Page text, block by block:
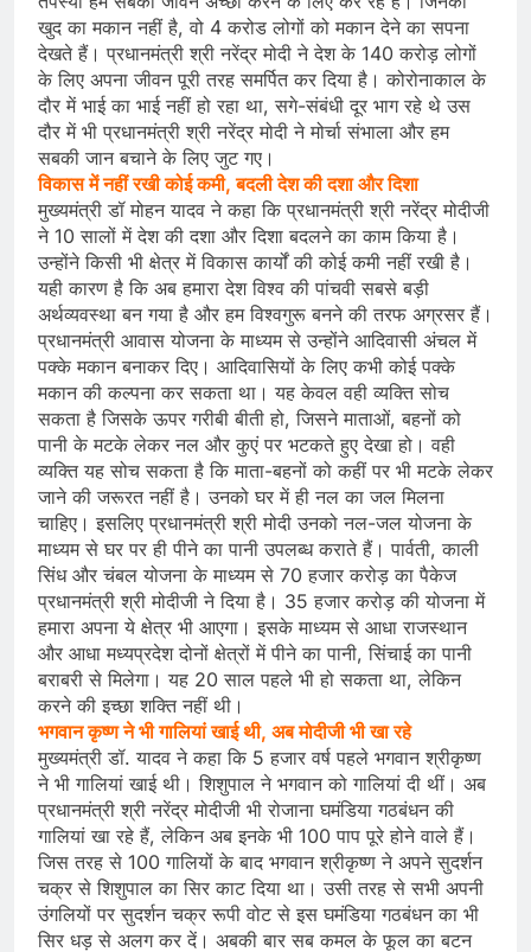
खुद का मकान नहीं है, वो 4 करोड लोगों को मकान देने का सपना
देखते हैं। प्रधानमंत्री श्री नरेंद्र मोदी ने देश के 140 करोड़ लोगों
के लिए अपना जीवन पूरी तरह समर्पित कर दिया है। कोरोनाकाल के
दौर में भाई का भाई नहीं हो रहा था, सगे-संबंधी दूर भाग रहे थे उस
दौर में भी प्रधानमंत्री श्री नरेंद्र मोदी ने मोर्चा संभाला और हम
सबकी जान बचाने के लिए जुट गए।
विकास में नहीं रखी कोई कमी, बदली देश की दशा और दिशा
मुख्यमंत्री डॉ मोहन यादव ने कहा कि प्रधानमंत्री श्री नरेंद्र मोदीजी
ने 10 सालों में देश की दशा और दिशा बदलने का काम किया है।
उन्होंने किसी भी क्षेत्र में विकास कार्यों की कोई कमी नहीं रखी है।
यही कारण है कि अब हमारा देश विश्व की पांचवी सबसे बड़ी
अर्थव्यवस्था बन गया है और हम विश्वगुरू बनने की तरफ अग्रसर हैं।
प्रधानमंत्री आवास योजना के माध्यम से उन्होंने आदिवासी अंचल में
पक्के मकान बनाकर दिए। आदिवासियों के लिए कभी कोई पक्के
मकान की कल्पना कर सकता था। यह केवल वही व्यक्ति सोच
सकता है जिसके ऊपर गरीबी बीती हो, जिसने माताओं, बहनों को
पानी के मटके लेकर नल और कुएं पर भटकते हुए देखा हो। वही
व्यक्ति यह सोच सकता है कि माता-बहनों को कहीं पर भी मटके लेकर
जाने की जरूरत नहीं है। उनको घर में ही नल का जल मिलना
चाहिए। इसलिए प्रधानमंत्री श्री मोदी उनको नल-जल योजना के
माध्यम से घर पर ही पीने का पानी उपलब्ध कराते हैं। पार्वती, काली
सिंध और चंबल योजना के माध्यम से 70 हजार करोड़ का पैकेज
प्रधानमंत्री श्री मोदीजी ने दिया है। 35 हजार करोड़ की योजना में
हमारा अपना ये क्षेत्र भी आएगा। इसके माध्यम से आधा राजस्थान
और आधा मध्यप्रदेश दोनों क्षेत्रों में पीने का पानी, सिंचाई का पानी
बराबरी से मिलेगा। यह 20 साल पहले भी हो सकता था, लेकिन
करने की इच्छा शक्ति नहीं थी।
भगवान कृष्ण ने भी गालियां खाई थी, अब मोदीजी भी खा रहे
मुख्यमंत्री डॉ. यादव ने कहा कि 5 हजार वर्ष पहले भगवान श्रीकृष्ण
ने भी गालियां खाई थी। शिशुपाल ने भगवान को गालियां दी थीं। अब
प्रधानमंत्री श्री नरेंद्र मोदीजी भी रोजाना घमंडिया गठबंधन की
गालियां खा रहे हैं, लेकिन अब इनके भी 100 पाप पूरे होने वाले हैं।
जिस तरह से 100 गालियों के बाद भगवान श्रीकृष्ण ने अपने सुदर्शन
चक्र से शिशुपाल का सिर काट दिया था। उसी तरह से सभी अपनी
उंगलियों पर सुदर्शन चक्र रूपी वोट से इस घमंडिया गठबंधन का भी
सिर धड़ से अलग कर दें। अबकी बार सब कमल के फूल का बटन